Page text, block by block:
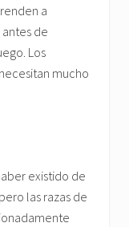
a
de
Los
mucho
existido de
las razas de